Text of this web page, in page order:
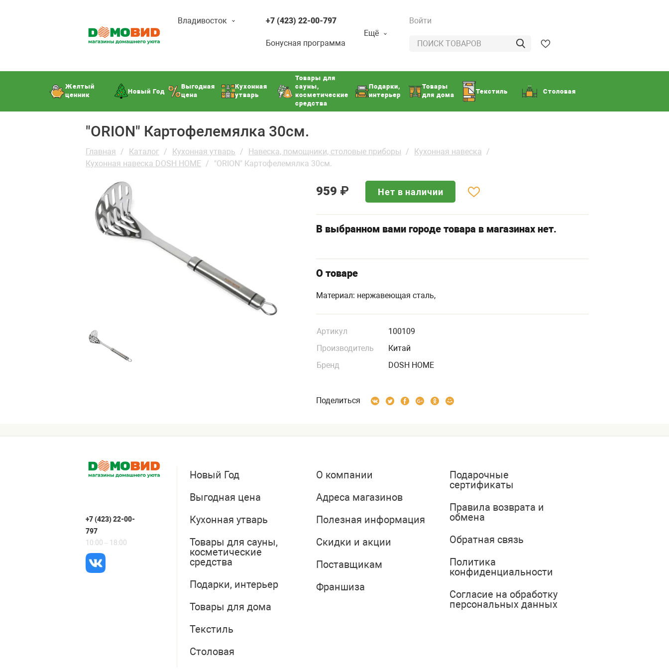
Владивосток +7 (423) 22-00-797
Бонусная программа
Ещё
Войти
Желтый
ценник
Новый Год
Выгодная
цена
Кухонная
утварь
Товары для
сауны,
косметические
средства
Подарки,
интерьер
Товары
для дома
Текстиль Столовая
"ORION" Картофелемялка 30см.
Главная Каталог Кухонная утварь Навеска, помощники, столовые приборы
Кухонная навеска
Кухонная навеска DOSH HOME
"ORION" Картофелемялка 30см.
959 ₽ Нет в наличии
В выбранном вами городе товара в магазинах нет.
О товаре
Материал: нержавеющая сталь,
Артикул
100109
Производитель
Китай
Бренд
DOSH HOME
Поделиться
+7 (423) 22-00-
797
10:00 – 18:00
Новый Год
Выгодная цена
Кухонная утварь
Товары для сауны,
косметические
средства
Подарки, интерьер
Товары для дома
Текстиль
Столовая
О компании
Адреса магазинов
Полезная информация
Скидки и акции
Поставщикам
Франшиза
Подарочные
сертификаты
Правила возврата и
обмена
Обратная связь
Политика
конфиденциальности
Согласие на обработку
персональных данных